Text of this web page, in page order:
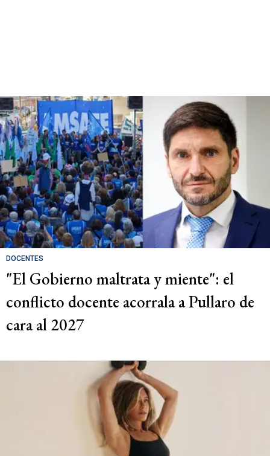
DOCENTES
"El Gobierno maltrata y miente": el
conflicto docente acorrala a Pullaro de
cara al 2027